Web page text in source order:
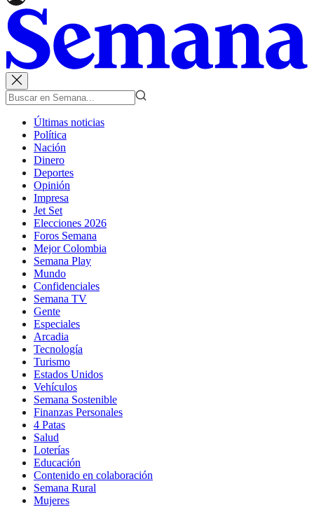
Últimas noticias
Política
Nación
Dinero
Deportes
Opinión
Impresa
Jet Set
Elecciones 2026
Foros Semana
Mejor Colombia
Semana Play
Mundo
Confidenciales
Semana TV
Gente
Especiales
Arcadia
Tecnología
Turismo
Estados Unidos
Vehículos
Semana Sostenible
Finanzas Personales
4 Patas
Salud
Loterías
Educación
Contenido en colaboración
Semana Rural
Mujeres